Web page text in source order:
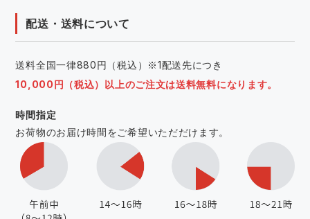
配送・送料について
送料全国一律880円（税込）※1配送先につき
10,000円（税込）以上のご注文は送料無料になります。
時間指定
お荷物のお届け時間をご希望いただだけます。